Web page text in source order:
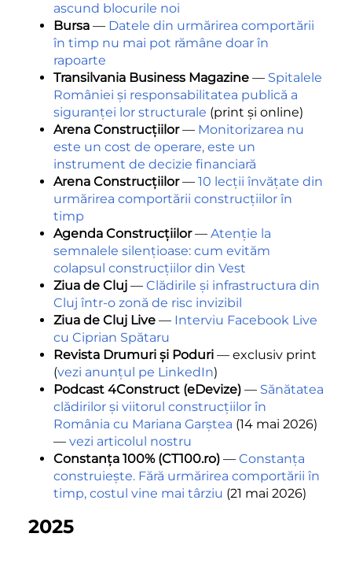
ascund blocurile noi
Bursa — Datele din urmărirea comportării
în timp nu mai pot rămâne doar în
rapoarte
Transilvania Business Magazine — Spitalele
României și responsabilitatea publică a
siguranței lor structurale (print și online)
Arena Construcțiilor— Monitorizarea nu
este un cost de operare, este un
instrument de decizie financiară
Arena Construcțiilor— 10 lecții învățate din
urmărirea comportării construcțiilor în
timp
Agenda Construcțiilor— Atenție la
semnalele silențioase: cum evităm
colapsul construcțiilor din Vest
Ziua de Cluj — Clădirile și infrastructura din
Cluj într-o zonă de risc invizibil
Ziua de Cluj Live — Interviu Facebook Live
cu Ciprian Spătaru
Revista Drumuri și Poduri — exclusiv print
(vezi anunțul pe LinkedIn)
Podcast 4Construct (eDevize) — Sănătatea
clădirilor și viitorul construcțiilor în
România cu Mariana Garștea (14 mai 2026)
— vezi articolul nostru
Constanța 100% (CT100.ro) — Constanța
construiește. Fără urmărirea comportării în
timp, costul vine mai târziu (21 mai 2026)
2025